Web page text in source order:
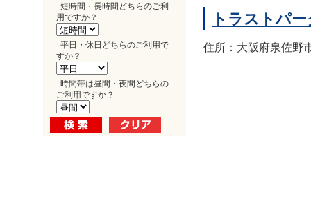
短時間・長時間どちらのご利
用ですか？
平日・休日どちらのご利用で
すか？
時間帯は昼間・夜間どちらの
ご利用ですか？
トラストパ
住所：大阪府泉佐野